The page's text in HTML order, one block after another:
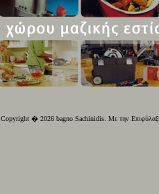
Copyright � 2026 bagno Sachinidis. Με την Επιφύλαξη